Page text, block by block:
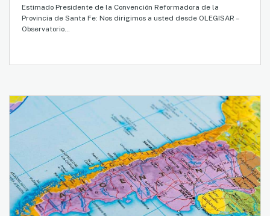
Estimado Presidente de la Convención Reformadora de la
Provincia de Santa Fe: Nos dirigimos a usted desde OLEGISAR –
Observatorio…